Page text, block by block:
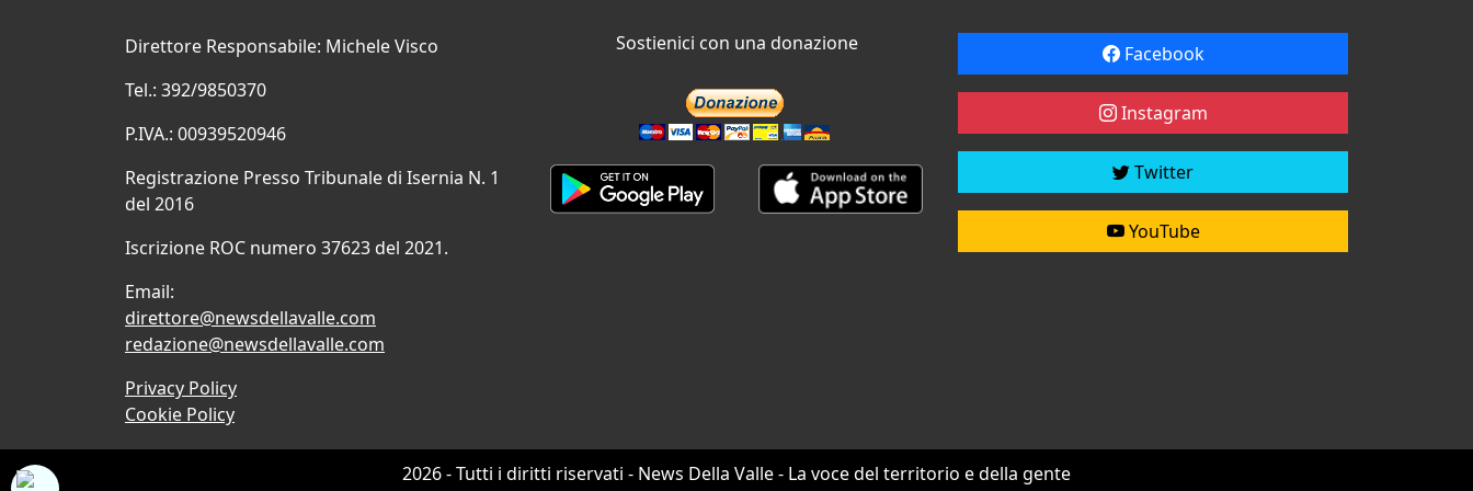
Direttore Responsabile: Michele Visco
Tel.: 392/9850370
P.IVA.: 00939520946
Registrazione Presso Tribunale di Isernia N. 1
del 2016
Iscrizione ROC numero 37623 del 2021.
Email:
direttore@newsdellavalle.com
redazione@newsdellavalle.com
Privacy Policy
Cookie Policy
Sostienici con una donazione Facebook
Instagram
Twitter
YouTube
2026 - Tutti i diritti riservati - News Della Valle - La voce del territorio e della gente